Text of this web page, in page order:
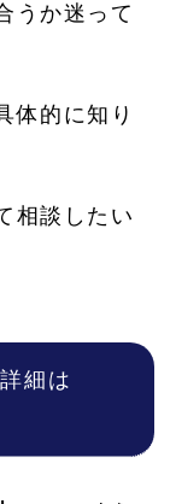
うか迷って
体的に知り
相談したい
細は